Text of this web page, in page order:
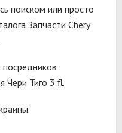
поиском или просто
Запчасти Chery
Чери Тиго 3 fl.